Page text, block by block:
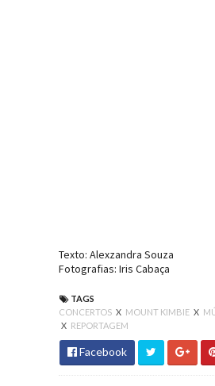
Texto: Alexzandra Souza
Fotografias: Iris Cabaça
TAGS
CONCERTOS X MOUNT KIMBIE X
X REPORTAGEM
Facebook